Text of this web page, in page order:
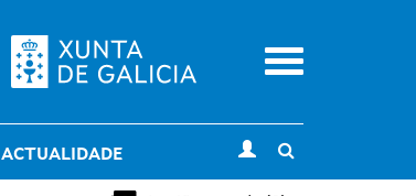
Menu
ACTUALIDADE
search